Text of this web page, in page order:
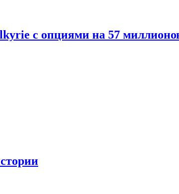
с опциями на 57